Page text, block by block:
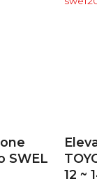
SWEL
12 ~